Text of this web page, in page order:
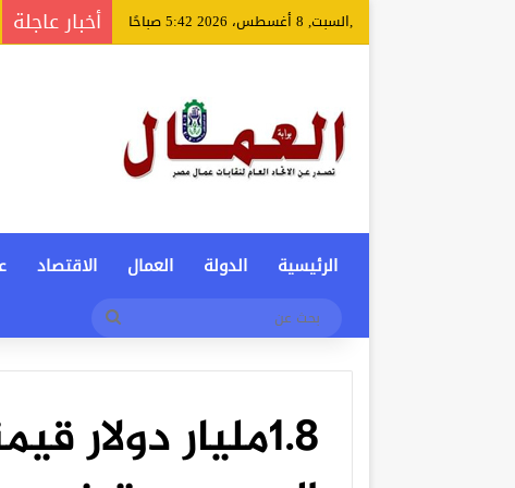
,السبت, 8 أغسطس، 2026 5:42 صباحًا أخبار عاجلة
الرئيسية الدولة العمال الاقتصاد
1.8مليار دولار